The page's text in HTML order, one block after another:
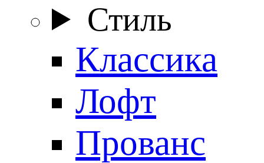
Стиль
Классика
Лофт
Прованс